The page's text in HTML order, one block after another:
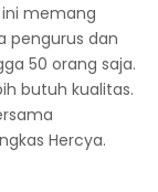
ini memang
pengurus dan
50 orang saja.
butuh kualitas.
Hercya.